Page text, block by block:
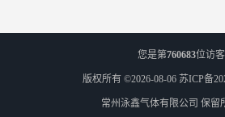
您是第760683位访客
版权所有 ©2026-08-06 苏ICP备
常州泳鑫气体有限公司 保留